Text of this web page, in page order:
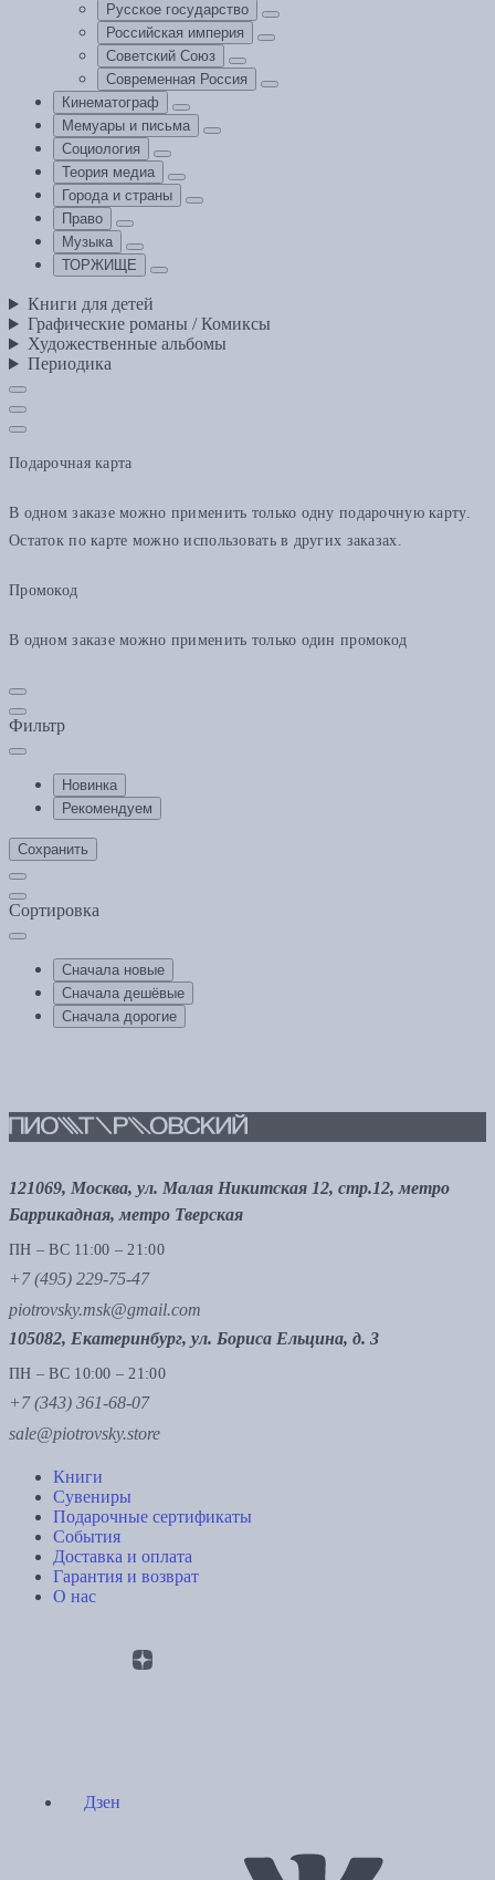
Русское государство
Российская империя
Советский Союз
Современная Россия
Кинематограф
Мемуары и письма
Социология
Теория медиа
Города и страны
Право
Музыка
ТОРЖИЩЕ
Книги для детей
Графические романы / Комиксы
Художественные альбомы
Периодика
Подарочная карта
В одном заказе можно применить только одну подарочную карту.
Остаток по карте можно использовать в других заказах.
Промокод
В одном заказе можно применить только один промокод
Фильтр
Новинка
Рекомендуем
Сохранить
Сортировка
Сначала новые
Сначала дешёвые
Сначала дорогие
121069, Москва, ул. Малая Никитская 12, стр.12, метро
Баррикадная, метро Тверская
ПН – ВС 11:00 – 21:00
+7 (495) 229-75-47
piotrovsky.msk@gmail.com
105082, Екатеринбург, ул. Бориса Ельцина, д. 3
ПН – ВС 10:00 – 21:00
+7 (343) 361-68-07
sale@piotrovsky.store
Книги
Сувениры
Подарочные сертификаты
События
Доставка и оплата
Гарантия и возврат
О нас
Дзен